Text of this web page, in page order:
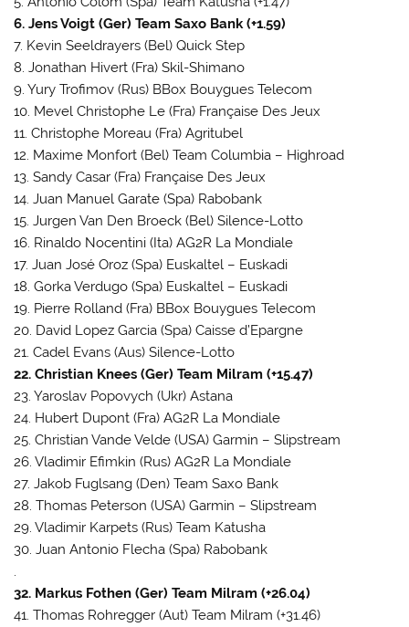
6. Jens Voigt (Ger) Team Saxo Bank (+1.59)
7. Kevin Seeldrayers (Bel) Quick Step
8. Jonathan Hivert (Fra) Skil-Shimano
9. Yury Trofimov (Rus) BBox Bouygues Telecom
10. Mevel Christophe Le (Fra) Française Des Jeux
11. Christophe Moreau (Fra) Agritubel
12. Maxime Monfort (Bel) Team Columbia – Highroad
13. Sandy Casar (Fra) Française Des Jeux
14. Juan Manuel Garate (Spa) Rabobank
15. Jurgen Van Den Broeck (Bel) Silence-Lotto
16. Rinaldo Nocentini (Ita) AG2R La Mondiale
17. Juan José Oroz (Spa) Euskaltel – Euskadi
18. Gorka Verdugo (Spa) Euskaltel – Euskadi
19. Pierre Rolland (Fra) BBox Bouygues Telecom
20. David Lopez Garcia (Spa) Caisse d’Epargne
21. Cadel Evans (Aus) Silence-Lotto
22. Christian Knees (Ger) Team Milram (+15.47)
23. Yaroslav Popovych (Ukr) Astana
24. Hubert Dupont (Fra) AG2R La Mondiale
25. Christian Vande Velde (USA) Garmin – Slipstream
26. Vladimir Efimkin (Rus) AG2R La Mondiale
27. Jakob Fuglsang (Den) Team Saxo Bank
28. Thomas Peterson (USA) Garmin – Slipstream
29. Vladimir Karpets (Rus) Team Katusha
30. Juan Antonio Flecha (Spa) Rabobank
.
32. Markus Fothen (Ger) Team Milram (+26.04)
41. Thomas Rohregger (Aut) Team Milram (+31.46)